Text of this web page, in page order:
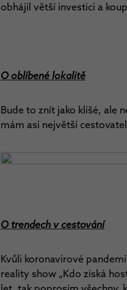
obhájil větší investici a
O oblíbené lokalitě
Bude to znít jako klišé, ale
mám asi největší
O trendech v cestování
Kvůli koronavirové
reality show „Kdo získá